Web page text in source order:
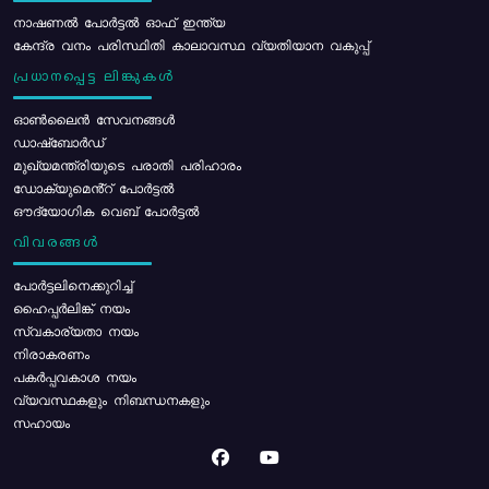
നാഷണൽ പോർട്ടൽ ഓഫ് ഇന്ത്യ
കേന്ദ്ര വനം പരിസ്ഥിതി കാലാവസ്ഥ വ്യതിയാന വകുപ്പ്
പ്രധാനപ്പെട്ട ലിങ്കുകൾ
ഓൺലൈൻ സേവനങ്ങൾ
ഡാഷ്ബോർഡ്
മുഖ്യമന്ത്രിയുടെ പരാതി പരിഹാരം
ഡോക്യുമെൻ്റ് പോർട്ടൽ
ഔദ്യോഗിക വെബ് പോർട്ടൽ
വിവരങ്ങൾ
പോര്‍ട്ടലിനെക്കുറിച്ച്
ഹൈപ്പർലിങ്ക് നയം
സ്വകാര്യതാ നയം
നിരാകരണം
പകർപ്പവകാശ നയം
വ്യവസ്ഥകളും നിബന്ധനകളും
സഹായം